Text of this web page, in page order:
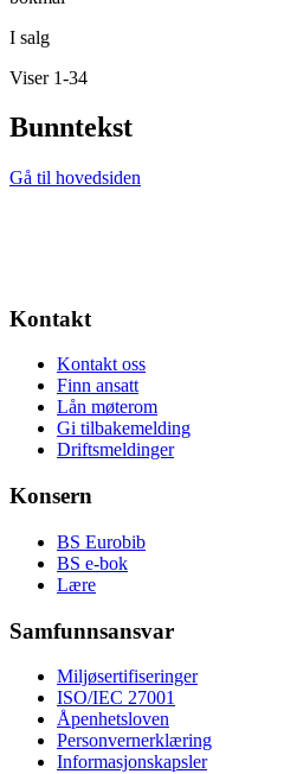
I salg
Viser 1-34
Bunntekst
Gå til hovedsiden
Kontakt
Kontakt oss
Finn ansatt
Lån møterom
Gi tilbakemelding
Driftsmeldinger
Konsern
BS Eurobib
BS e-bok
Lære
Samfunnsansvar
Miljøsertifiseringer
ISO/IEC 27001
Åpenhetsloven
Personvernerklæring
Informasjonskapsler